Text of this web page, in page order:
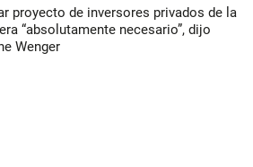
proyecto de inversores privados de la
“absolutamente necesario”, dijo
Wenger